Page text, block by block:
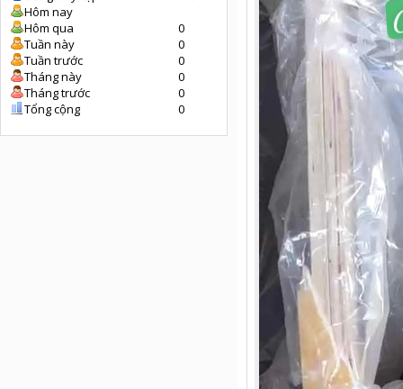
Hôm nay
Hôm qua
0
Tuần này
0
Tuần trước
0
Tháng này
0
Tháng trước
0
Tổng cộng
0